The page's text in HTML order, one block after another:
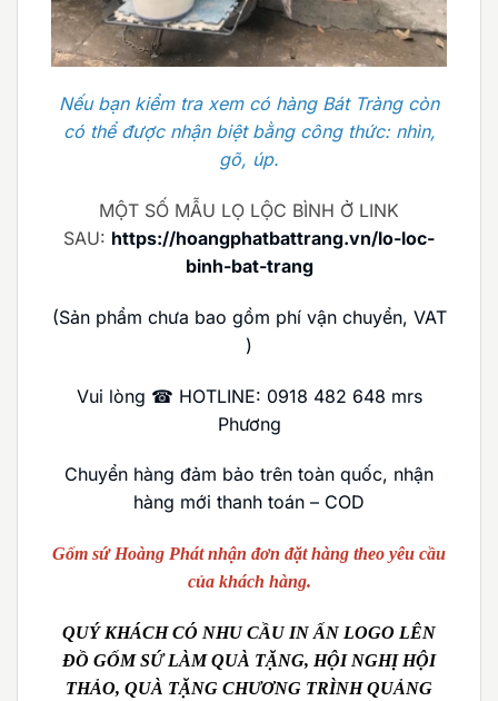
Nếu bạn kiểm tra xem có hàng Bát Tràng còn
có thể được nhận biệt bằng công thức: nhìn,
gõ, úp.
MỘT SỐ MẪU LỌ LỘC BÌNH Ở LINK
SAU: https://hoangphatbattrang.vn/lo-loc-
binh-bat-trang
(Sản phẩm chưa bao gồm phí vận chuyển, VAT
)
Vui lòng ☎ HOTLINE: 0918 482 648 mrs
Phương
Chuyển hàng đảm bảo trên toàn quốc, nhận
hàng mới thanh toán – COD
Gốm sứ Hoàng Phát nhận đơn đặt hàng theo yêu cầu
của khách hàng.
QUÝ KHÁCH CÓ NHU CẦU IN ẤN LOGO LÊN
ĐỒ GỐM SỨ LÀM QUÀ TẶNG, HỘI NGHỊ HỘI
THẢO, QUÀ TẶNG CHƯƠNG TRÌNH QUẢNG